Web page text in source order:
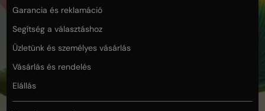
Garancia és reklamáció
Segítség a választáshoz
Üzletünk és személyes vásárlás
Vásárlás és rendelés
Elállás